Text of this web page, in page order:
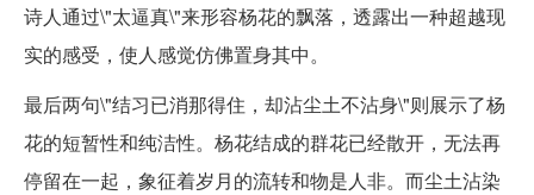
诗人通过\"太逼真\"来形容杨花的飘落，透露出一种超越现
实的感受，使人感觉仿佛置身其中。
最后两句\"结习已消那得住，却沾尘土不沾身\"则展示了杨
花的短暂性和纯洁性。杨花结成的群花已经散开，无法再
停留在一起，象征着岁月的流转和物是人非。而尘土沾染